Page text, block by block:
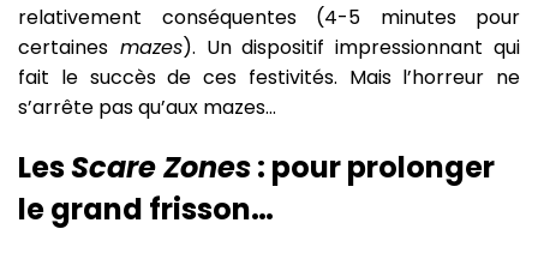
relativement conséquentes (4-5 minutes pour
certaines mazes). Un dispositif impressionnant qui
fait le succès de ces festivités. Mais l’horreur ne
s’arrête pas qu’aux mazes…
LesScare Zones: pour prolonger
le grand frisson…